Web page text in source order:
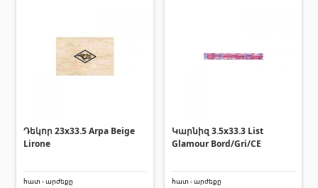
Կլոր մետաղական խողովակներ
Ցինկապատ թիթեղներ
Սալիկների եզրաձողեր
Դեկոր 23x33.5 Arpa Beige
Lirone
հատ - արժեքը
Կարնիզ 3.5x33.3 List
Glamour Bord/Gri/CE
հատ - արժեքը